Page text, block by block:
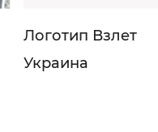
Логотип Взлет
Украина